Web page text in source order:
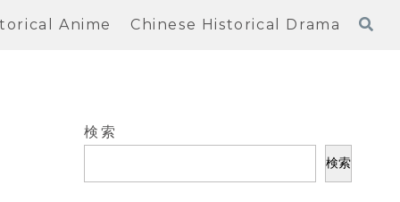
Anime Chinese Historical Drama
検索
検索